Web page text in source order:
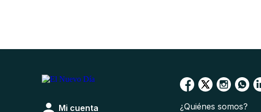
Mi cuenta
¿Quiénes somos?